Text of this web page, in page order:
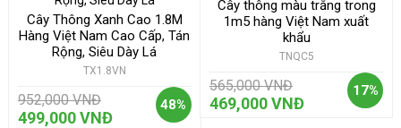
48%
Cây Thông Xanh Cao 1.8M
Hàng Việt Nam Cao Cấp, Tán
Rộng, Siêu Dày Lá
TX1.8VN
952,000 VNĐ
499,000 VNĐ
17%
Cây thông màu trắng trong
1m5 hàng Việt Nam xuất
khẩu
TNQC5
565,000 VNĐ
469,000 VNĐ